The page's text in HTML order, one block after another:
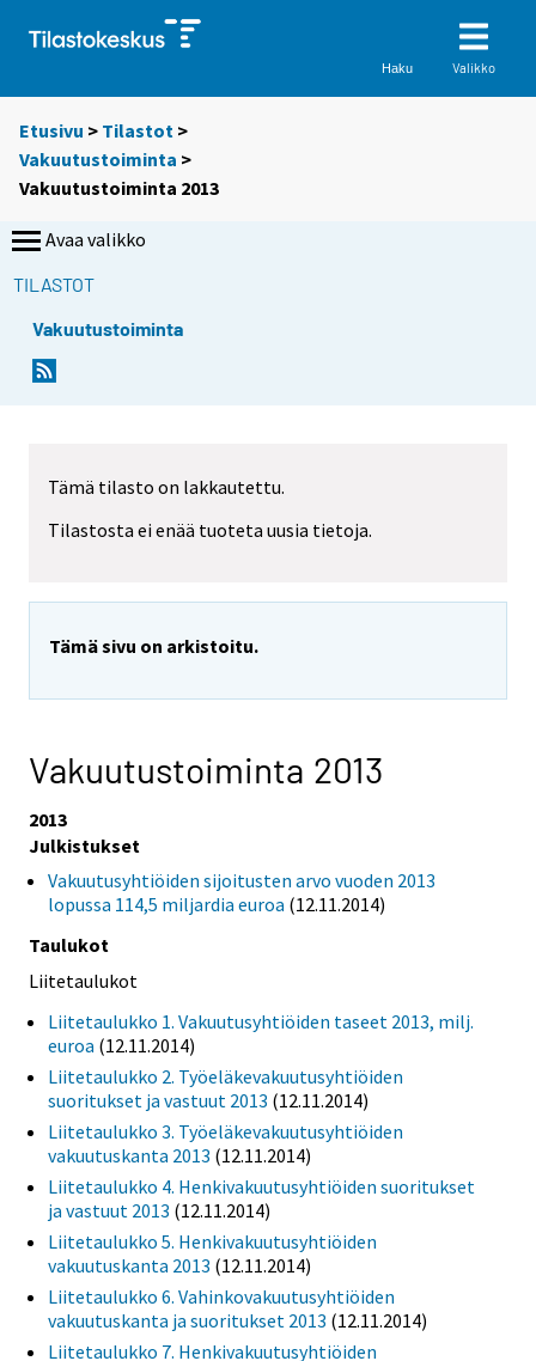
Haku Valikko
Etusivu > Tilastot >
Vakuutustoiminta >
Vakuutustoiminta 2013
Avaa valikko
TILASTOT
Vakuutustoiminta
Tämä tilasto on lakkautettu.
Tilastosta ei enää tuoteta uusia tietoja.
Tämä sivu on arkistoitu.
Vakuutustoiminta 2013
2013
Julkistukset
Vakuutusyhtiöiden sijoitusten arvo vuoden 2013
lopussa 114,5 miljardia euroa (12.11.2014)
Taulukot
Liitetaulukot
Liitetaulukko 1. Vakuutusyhtiöiden taseet 2013, milj.
euroa (12.11.2014)
Liitetaulukko 2. Työeläkevakuutusyhtiöiden
suoritukset ja vastuut 2013 (12.11.2014)
Liitetaulukko 3. Työeläkevakuutusyhtiöiden
vakuutuskanta 2013 (12.11.2014)
Liitetaulukko 4. Henkivakuutusyhtiöiden suoritukset
ja vastuut 2013 (12.11.2014)
Liitetaulukko 5. Henkivakuutusyhtiöiden
vakuutuskanta 2013 (12.11.2014)
Liitetaulukko 6. Vahinkovakuutusyhtiöiden
vakuutuskanta ja suoritukset 2013 (12.11.2014)
Liitetaulukko 7. Henkivakuutusyhtiöiden